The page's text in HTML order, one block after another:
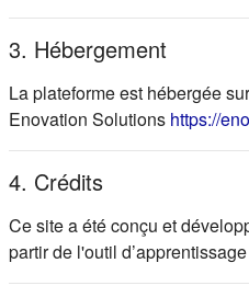
3. Hébergement
La plateforme est hébergée
Enovation Solutions https://
4. Crédits
Ce site a été conçu et
partir de l'outil